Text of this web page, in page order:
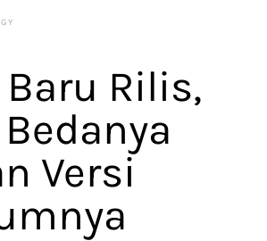
Baru Rilis,
Versi